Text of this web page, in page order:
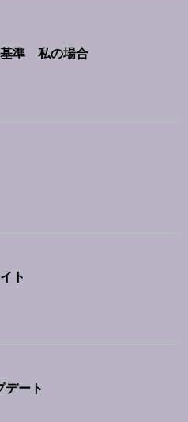
基準 私の場合
ト
デート